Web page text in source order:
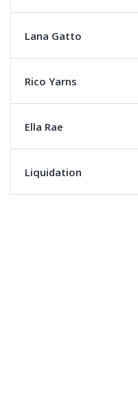
Lana Gatto
Rico Yarns
Ella Rae
Liquidation